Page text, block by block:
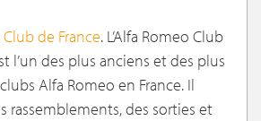
de France. L’Alfa Romeo Club
l’un des plus anciens et des plus
Alfa Romeo en France. Il
rassemblements, des sorties et